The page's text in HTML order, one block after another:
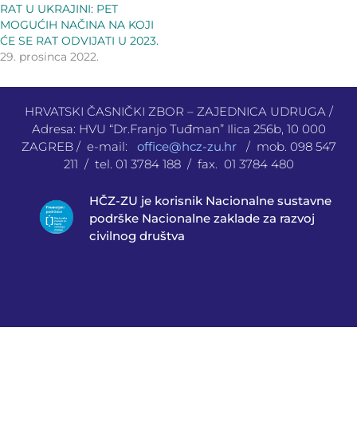
RAT U UKRAJINI: PET
MOGUĆIH NAČINA NA KOJI
ĆE SE RAT ODVIJATI U 2023.
29. prosinca 2022.
HRVATSKI ČASNIČKI ZBOR – ZAJEDNICA UDRUGA /
Adresa: HVU “Dr.Franjo Tuđman” Ilica 256b, 10 000
ZAGREB / e-mail: office@hcz-zu.hr
/ mob. 098 547
211 / tel. 01 3784 188 / fax. 01 3784 480
HČZ-ZU je korisnik Nacionalne sustavne
podrške Nacionalne zaklade za razvoj
civilnog društva